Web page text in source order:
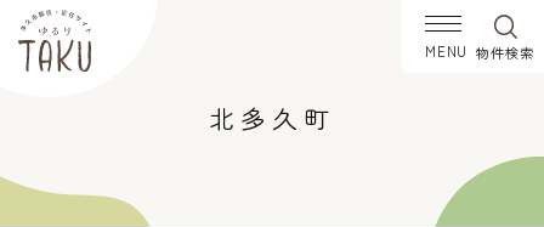
物件検索
東多久町
北多久町